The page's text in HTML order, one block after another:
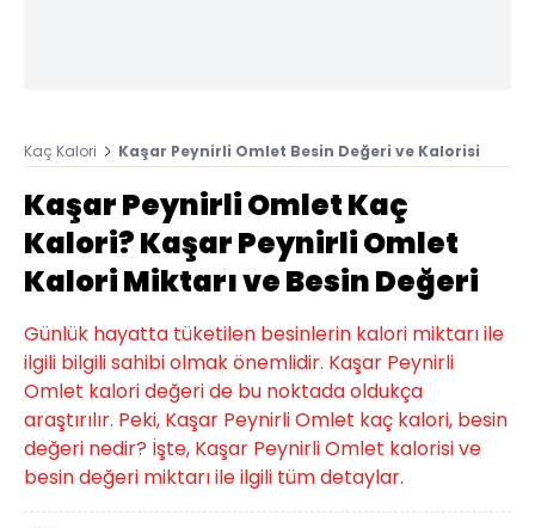
Kaç Kalori Kaşar Peynirli Omlet Besin Değeri ve Kalorisi
Kaşar Peynirli Omlet Kaç
Kalori? Kaşar Peynirli Omlet
Kalori Miktarı ve Besin Değeri
Günlük hayatta tüketilen besinlerin kalori miktarı ile
ilgili bilgili sahibi olmak önemlidir. Kaşar Peynirli
Omlet kalori değeri de bu noktada oldukça
araştırılır. Peki, Kaşar Peynirli Omlet kaç kalori, besin
değeri nedir? İşte, Kaşar Peynirli Omlet kalorisi ve
besin değeri miktarı ile ilgili tüm detaylar.